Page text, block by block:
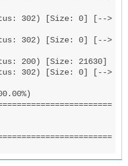
302) [Size: 0] [-->
302) [Size: 0] [-->
200) [Size: 21630]
302) [Size: 0] [-->